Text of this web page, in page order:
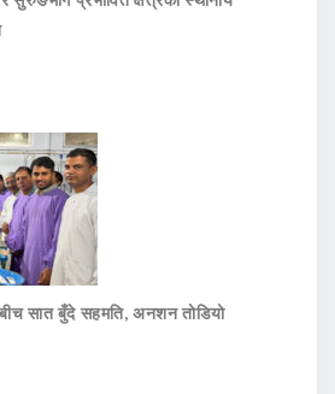
सात बुँदे सहमति, अनशन तोडियो